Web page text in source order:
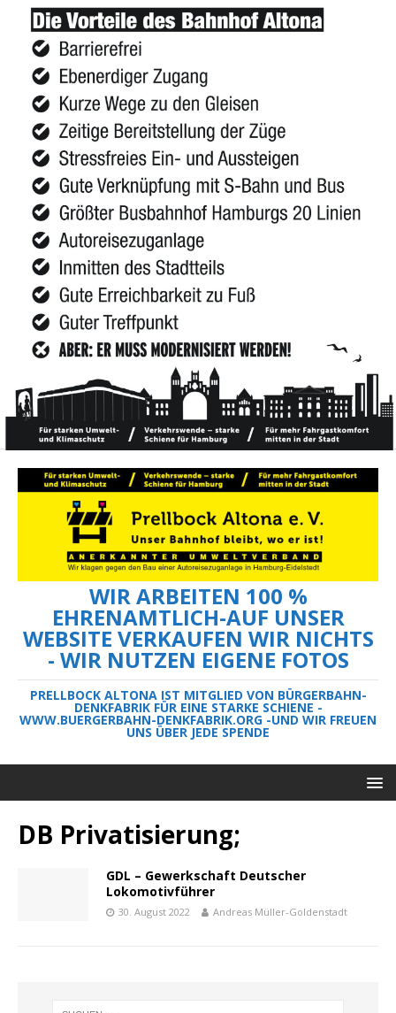
WIR ARBEITEN 100 %
EHRENAMTLICH-AUF UNSER
WEBSITE VERKAUFEN WIR NICHTS
- WIR NUTZEN EIGENE FOTOS
PRELLBOCK ALTONA IST MITGLIED VON BÜRGERBAHN-
DENKFABRIK FÜR EINE STARKE SCHIENE -
WWW.BUERGERBAHN-DENKFABRIK.ORG -UND WIR FREUEN
UNS ÜBER JEDE SPENDE
DB Privatisierung;
GDL – Gewerkschaft Deutscher
Lokomotivführer
30. August 2022 Andreas Müller-Goldenstadt